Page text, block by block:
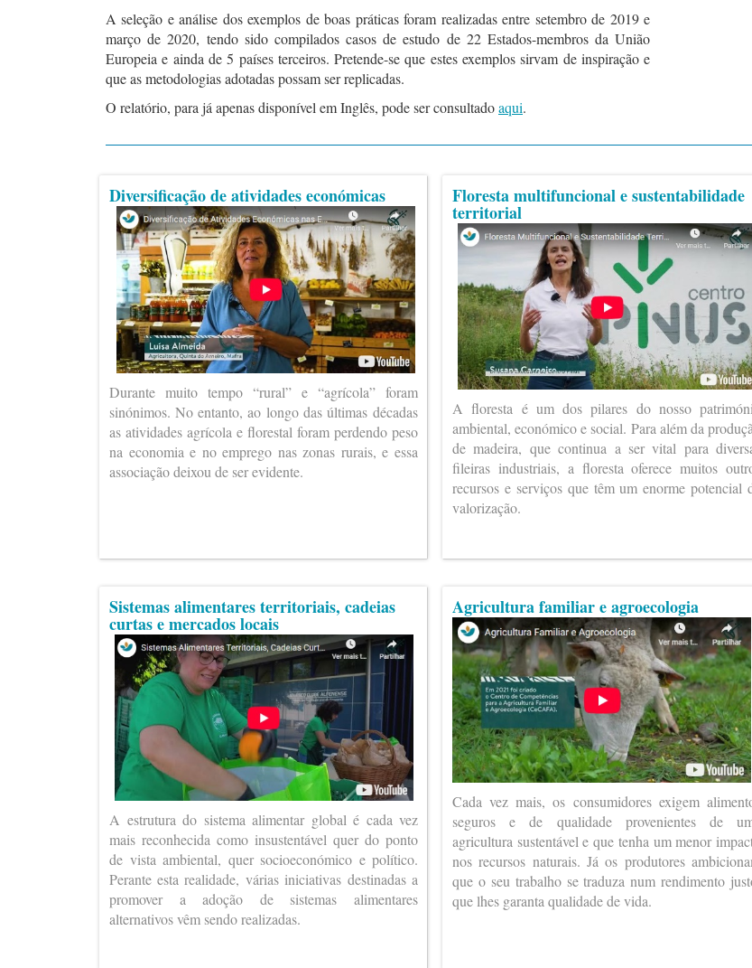
A seleção e análise dos exemplos de boas práticas foram realizadas entre setembro de 2019 e
março de 2020, tendo sido compilados casos de estudo de 22 Estados-membros da União
Europeia e ainda de 5 países terceiros. Pretende-se que estes exemplos sirvam de inspiração e
que as metodologias adotadas possam ser replicadas.
O relatório, para já apenas disponível em Inglês, pode ser consultadoaqui.
Diversificação de atividades económicas
Durante muito tempo “rural” e “agrícola” foram
sinónimos. No entanto, ao longo das últimas décadas
as atividades agrícola e florestal foram perdendo peso
na economia e no emprego nas zonas rurais, e essa
associação deixou de ser evidente.
Sistemas alimentares territoriais, cadeias
curtas e mercados locais
A estrutura do sistema alimentar global é cada vez
mais reconhecida como insustentável quer do ponto
de vista ambiental, quer socioeconómico e político.
Perante esta realidade, várias iniciativas destinadas a
promover a adoção de sistemas alimentares
alternativos vêm sendo realizadas.
Floresta multifuncional e sustentabilidade
territorial
A floresta é um dos pilares do nosso
ambiental, económico e social. Para além da
de madeira, que continua a ser vital para
fileiras industriais, a floresta oferece muitos
recursos e serviços que têm um enorme potencial
valorização.
Agricultura familiar e agroecologia
Cada vez mais, os consumidores exigem
seguros e de qualidade provenientes de
agricultura sustentável e que tenha um menor
nos recursos naturais. Já os produtores
que o seu trabalho se traduza num rendimento
que lhes garanta qualidade de vida.